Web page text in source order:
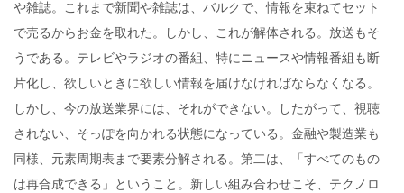
や雑誌。これまで新聞や雑誌は、バルクで、情報を束ねてセット
で売るからお金を取れた。しかし、これが解体される。放送もそ
うである。テレビやラジオの番組、特にニュースや情報番組も断
片化し、欲しいときに欲しい情報を届けなければならなくなる。
しかし、今の放送業界には、それができない。したがって、視聴
されない、そっぽを向かれる状態になっている。金融や製造業も
同様、元素周期表まで要素分解される。第二は、「すべてのもの
は再合成できる」ということ。新しい組み合わせこそ、テクノロ